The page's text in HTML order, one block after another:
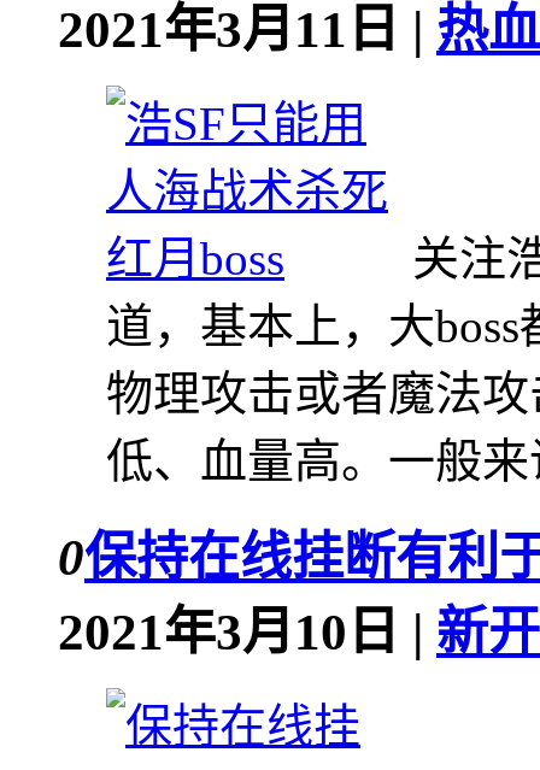
2021年3月11日 | 热
关注
道，基本上，大
物理攻击或者魔法
低、血量高。一般
0保持在线挂断有利
2021年3月10日 | 新